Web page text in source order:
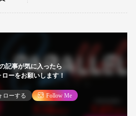
記事が気に入ったら
ローをお願いします！
ローする Follow Me